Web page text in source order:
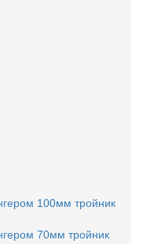
100мм тройник
70мм тройник